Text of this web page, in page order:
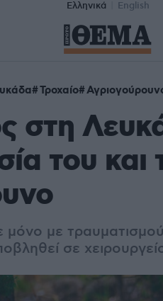
Ελληνικά English
Τροχαίο
στη
του
μόνο με τραυματισμού
σε